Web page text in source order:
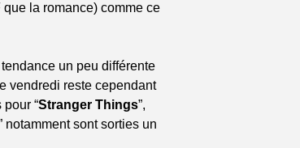
la romance) comme ce
un peu différente
vendredi reste cependant
“Stranger Things”,
notamment sont sorties un